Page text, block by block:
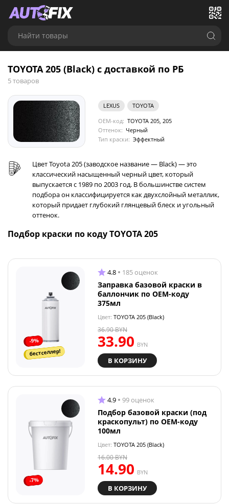
Найти товары
TOYOTA 205 (Black) с доставкой по РБ
5 товаров
LEXUS
TOYOTA
OEM-код: TOYOTA 205, 205
Оттенок: Черный
Тип краски: Эффектный
Цвет Toyota 205 (заводское название — Black) — это
классический насыщенный черный цвет, который
выпускается с 1989 по 2003 год. В большинстве систем
подбора он классифицируется как двухслойный металлик,
который придает глубокий глянцевый блеск и угольный
оттенок.
Подбор краски по коду TOYOTA 205
-9%
бестселлер!
4.8 185 оценок
Заправка базовой краски в
баллончик по OEM-коду
375мл
Цвет: TOYOTA 205 (Black)
33.90 BYN
36.90BYN
В КОРЗИНУ
-7%
4.9 99 оценок
Подбор базовой краски (под
краскопульт) по OEM-коду
100мл
Цвет: TOYOTA 205 (Black)
14.90 BYN
16.00BYN
В КОРЗИНУ